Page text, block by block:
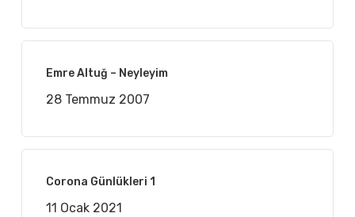
Emre Altuğ – Neyleyim
28 Temmuz 2007
Corona Günlükleri 1
11 Ocak 2021